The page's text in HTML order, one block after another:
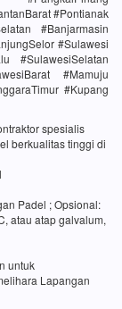
#Pontianak
#Banjarmasin
#Sulawesi
#SulawesiSelatan
#Mamuju
#Kupang
spesialis
berkualitas tinggi di
Padel ; Opsional:
atau atap galvalum,
untuk
Lapangan